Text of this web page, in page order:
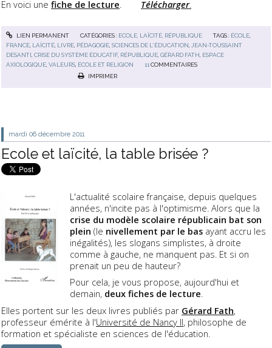
En voici une fiche de lecture Télécharger.
LIEN PERMANENT CATÉGORIES : ECOLE, LAÏCITÉ, RÉPUBLIQUE TAGS : ÉCOLE
FRANCE LAÏCITÉ LIVRE PÉDAGOGIE ,SCIENCES DE L'ÉDUCATION
JEAN-TOUSSAINT
DESANTI ,CRISE DU SYSTÈME ÉDUCATIF, RÉPUBLIQUE ,GÉRARD FATH ESPACE
AXIOLOGIQUE ,VALEURS ÉCOLE ET RELIGION 11 COMMENTAIRES
IMPRIMER
mardi 06 décembre 2011
Ecole et laïcité, la table brisée ?
L'actualité scolaire française, depuis quelques
années, n'incite pas à l'optimisme. Alors que la
crise du modèle scolaire républicain bat son
plein (le nivellement par le bas ayant accru les
inégalités), les slogans simplistes, à droite
comme à gauche, ne manquent pas. Et si on
prenait un peu de hauteur?
Pour cela, je vous propose, aujourd'hui et
demain, deux fiches de lecture.
Elles portent sur les deux livres publiés par Gérard Fath,
professeur émérite à l'Université de Nancy II, philosophe de
formation et spécialiste en sciences de l'éducation.